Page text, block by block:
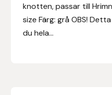
knotten, passar till
size Färg: grå OBS!
du hela...
Dy’on
E.A. Mattes